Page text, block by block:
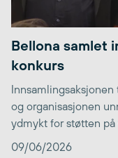
Bellona samlet
konkurs
og organisasjonen
ydmykt for støtten på
09/06/2026